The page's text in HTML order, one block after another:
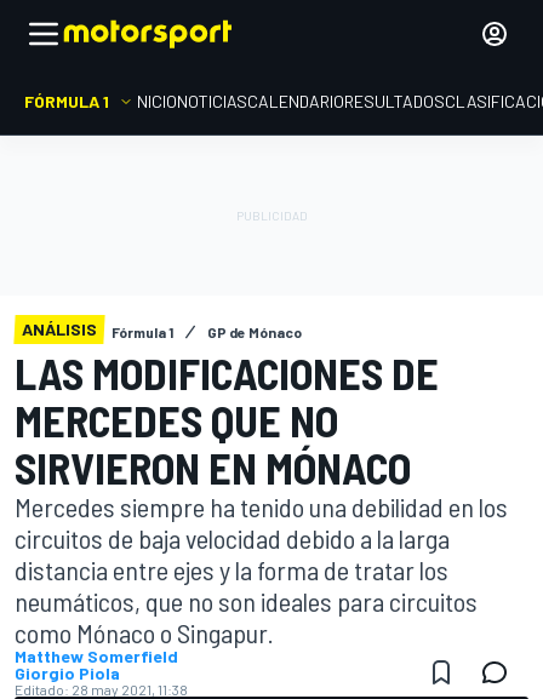
FÓRMULA 1 INICIONOTICIASCALENDARIORESULTADOS
ANÁLISIS Fórmula 1 GP de Mónaco
LAS MODIFICACIONES DE
MERCEDES QUE NO
SIRVIERON EN MÓNACO
Mercedes siempre ha tenido una debilidad en los
circuitos de baja velocidad debido a la larga
distancia entre ejes y la forma de tratar los
neumáticos, que no son ideales para circuitos
como Mónaco o Singapur.
Matthew Somerfield
Giorgio Piola
Editado: 28 may 2021, 11:38